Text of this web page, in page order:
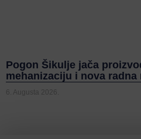
Pogon Šikulje jača
mehanizaciju i nova radna
6. Augusta 2026.